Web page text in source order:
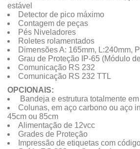
estável
Detector de pico máximo
Contagem de peças
Pés Niveladores
Roletes rolamentados
Dimensões A: 165mm, L:240mm,
Grau de Proteção IP-65 (Módulo
Comunicação RS 232
Comunicação RS 232 TTL
OPCIONAIS:
Bandeja e estrutura totalmente
Colunas, em aço carbono ou aço
45cm ou 85cm
Alimentação de 12vcc
Grades de Proteção
Impressão de etiquetas com